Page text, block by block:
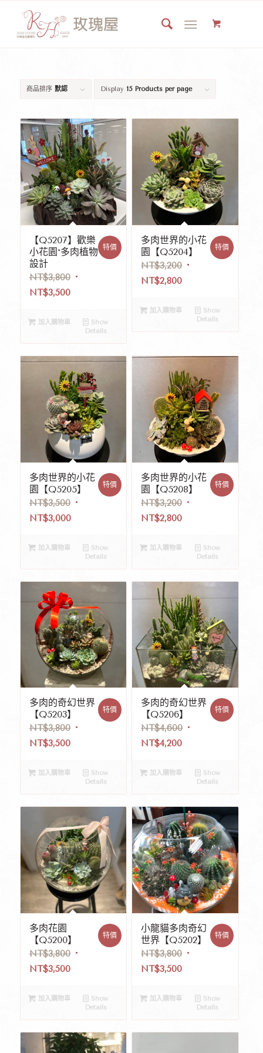
商品排序 默認 Display 15 Products per page
【Q5207】歡樂
小花園*多肉植物
設計
NT$3,800
NT$3,500
特價
加入購物車
Show
Details
多肉世界的小花
園【Q5204】
NT$3,200
NT$2,800
特價
加入購物車
Show
Details
多肉世界的小花
園【Q5205】
NT$3,500
NT$3,000
特價
加入購物車
Show
Details
多肉世界的小花
園【Q5208】
NT$3,200
NT$2,800
特價
加入購物車
Show
Details
多肉的奇幻世界
【Q5203】
NT$3,800
NT$3,500
特價
加入購物車
Show
Details
多肉的奇幻世界
【Q5206】
NT$4,600
NT$4,200
特價
加入購物車
Show
Details
多肉花園
【Q5200】
NT$3,800
NT$3,500
特價
加入購物車
Show
Details
小龍貓多肉奇幻
世界【Q5202】
NT$3,800
NT$3,500
特價
加入購物車
Show
Details